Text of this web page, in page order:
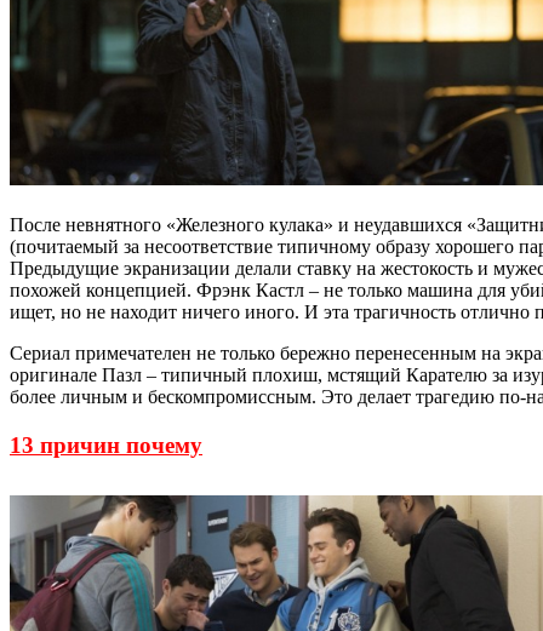
После невнятного «Железного кулака» и неудавшихся
(почитаемый за несоответствие типичному образу
Предыдущие экранизации делали ставку на жестокость и
похожей концепцией. Фрэнк Кастл – не только машина для
ищет, но не находит ничего иного. И эта трагичность отлично
Сериал примечателен не только бережно перенесенным на
оригинале Пазл – типичный плохиш, мстящий Карателю за
более личным и бескомпромиссным. Это делает трагедию по-
13 причин почему